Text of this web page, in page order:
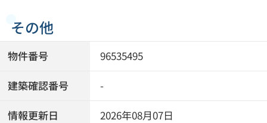
その他
物件番号 96535495
建築確認番号 -
情報更新日 2026年08月07日